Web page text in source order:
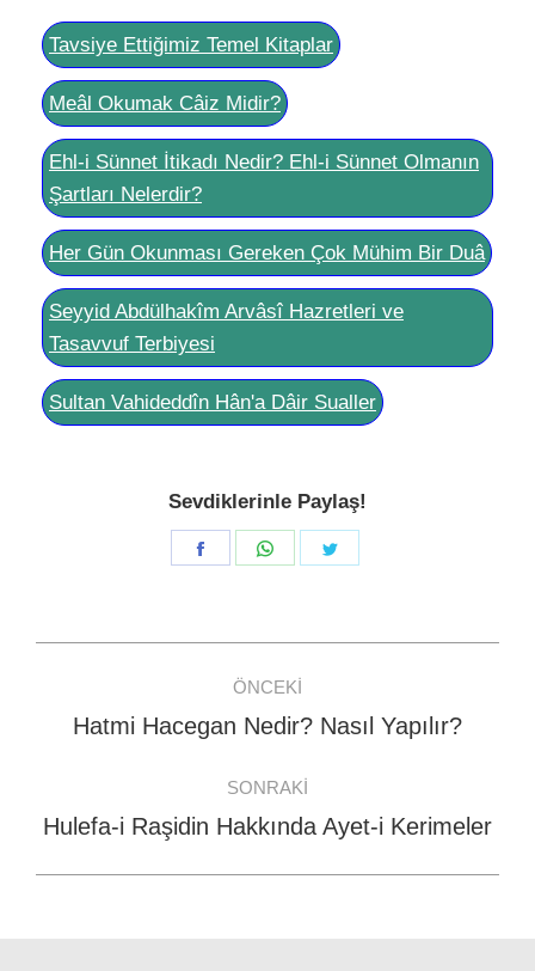
Tavsiye Ettiğimiz Temel Kitaplar
Meâl Okumak Câiz Midir?
Ehl-i Sünnet İtikadı Nedir? Ehl-i Sünnet Olmanın
Şartları Nelerdir?
Her Gün Okunması Gereken Çok Mühim Bir Duâ
Seyyid Abdülhakîm Arvâsî Hazretleri ve
Tasavvuf Terbiyesi
Sultan Vahideddîn Hân'a Dâir Sualler
Sevdiklerinle Paylaş!
Share
Share
navigation
ÖNCEKI
Previous
Hatmi Hacegan Nedir? Nasıl Yapılır?
SONRAKI
Next
Hulefa-i Raşidin Hakkında Ayet-i Kerimeler